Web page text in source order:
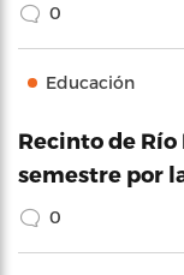
0
Educación
Recinto de
semestre por
0